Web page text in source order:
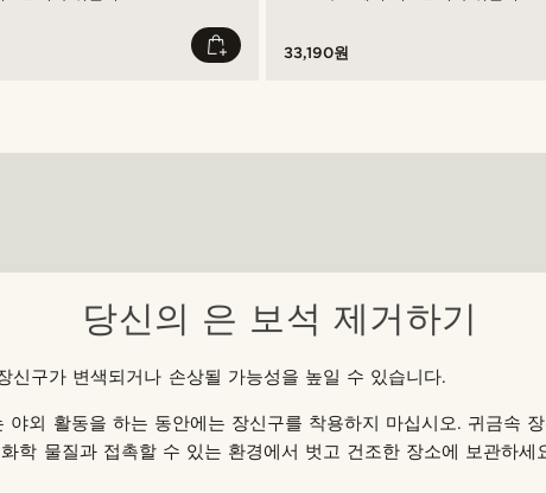
33,190원
당신의 은 보석 제거하기
신구가 변색되거나 손상될 가능성을 높일 수 있습니다.
야외 활동을 하는 동안에는 장신구를 착용하지 마십시오. 귀금속
학 물질과 접촉할 수 있는 환경에서 벗고 건조한 장소에 보관하세